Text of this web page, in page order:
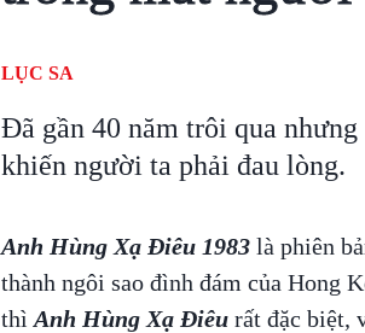
LỤC SA
Đã gần 40 năm trôi qua
khiến người ta phải đau lòng.
Anh Hùng Xạ Điêu 1983 là phiên
thành ngôi sao đình đám của
thì Anh Hùng Xạ Điêurất đặc biệt,